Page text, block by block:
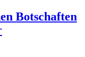
Botschaften